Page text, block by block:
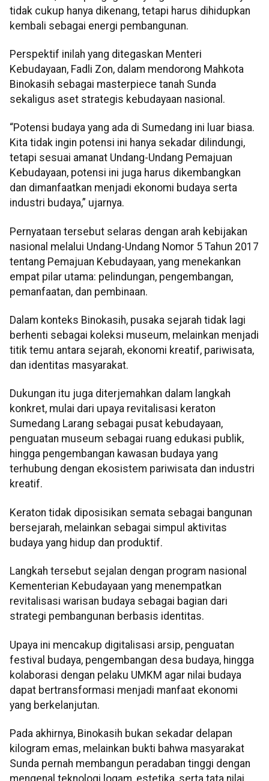
tidak cukup hanya dikenang, tetapi harus dihidupkan
kembali sebagai energi pembangunan.
Perspektif inilah yang ditegaskan Menteri
Kebudayaan, Fadli Zon, dalam mendorong Mahkota
Binokasih sebagai masterpiece tanah Sunda
sekaligus aset strategis kebudayaan nasional.
“Potensi budaya yang ada di Sumedang ini luar biasa.
Kita tidak ingin potensi ini hanya sekadar dilindungi,
tetapi sesuai amanat Undang-Undang Pemajuan
Kebudayaan, potensi ini juga harus dikembangkan
dan dimanfaatkan menjadi ekonomi budaya serta
industri budaya,” ujarnya.
Pernyataan tersebut selaras dengan arah kebijakan
nasional melalui Undang-Undang Nomor 5 Tahun 2017
tentang Pemajuan Kebudayaan, yang menekankan
empat pilar utama: pelindungan, pengembangan,
pemanfaatan, dan pembinaan.
Dalam konteks Binokasih, pusaka sejarah tidak lagi
berhenti sebagai koleksi museum, melainkan menjadi
titik temu antara sejarah, ekonomi kreatif, pariwisata,
dan identitas masyarakat.
Dukungan itu juga diterjemahkan dalam langkah
konkret, mulai dari upaya revitalisasi keraton
Sumedang Larang sebagai pusat kebudayaan,
penguatan museum sebagai ruang edukasi publik,
hingga pengembangan kawasan budaya yang
terhubung dengan ekosistem pariwisata dan industri
kreatif.
Keraton tidak diposisikan semata sebagai bangunan
bersejarah, melainkan sebagai simpul aktivitas
budaya yang hidup dan produktif.
Langkah tersebut sejalan dengan program nasional
Kementerian Kebudayaan yang menempatkan
revitalisasi warisan budaya sebagai bagian dari
strategi pembangunan berbasis identitas.
Upaya ini mencakup digitalisasi arsip, penguatan
festival budaya, pengembangan desa budaya, hingga
kolaborasi dengan pelaku UMKM agar nilai budaya
dapat bertransformasi menjadi manfaat ekonomi
yang berkelanjutan.
Pada akhirnya, Binokasih bukan sekadar delapan
kilogram emas, melainkan bukti bahwa masyarakat
Sunda pernah membangun peradaban tinggi dengan